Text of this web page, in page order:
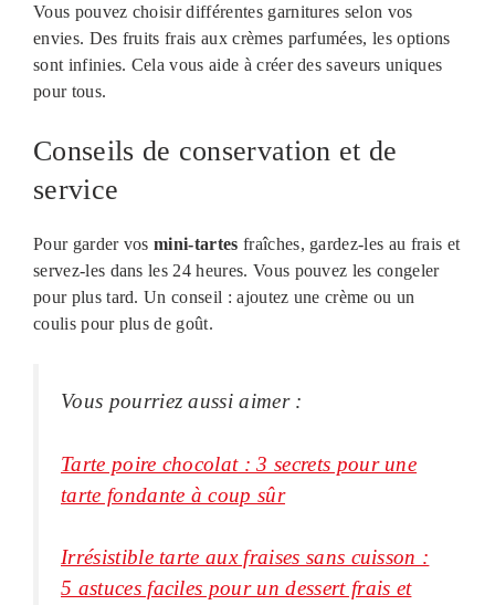
Vous pouvez choisir différentes garnitures selon vos
envies. Des fruits frais aux crèmes parfumées, les options
sont infinies. Cela vous aide à créer des saveurs uniques
pour tous.
Conseils de conservation et de
service
Pour garder vosmini-tartes fraîches, gardez-les au frais et
servez-les dans les 24 heures. Vous pouvez les congeler
pour plus tard. Un conseil : ajoutez une crème ou un
coulis pour plus de goût.
Vous pourriez aussi aimer :
Tarte poire chocolat : 3 secrets pour une
tarte fondante à coup sûr
Irrésistible tarte aux fraises sans cuisson :
5 astuces faciles pour un dessert frais et